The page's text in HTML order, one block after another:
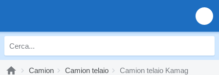
Camion Camion telaio Camion telaio Kamag